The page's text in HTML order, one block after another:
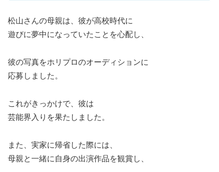
松山さんの母親は、彼が高校時代に
遊びに夢中になっていたことを心配し、
彼の写真をホリプロのオーディションに
応募しました。
これがきっかけで、彼は
芸能界入りを果たしました。
また、実家に帰省した際には、
母親と一緒に自身の出演作品を観賞し、